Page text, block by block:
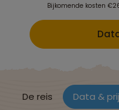
Bijkomende kosten
De reis Data &